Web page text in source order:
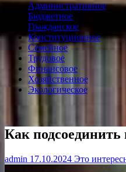
Административное
Бюджетное
Гражданское
Конституционное
Семейное
Трудовое
Финансовое
Хозяйственное
Экологическое
Как подсоединить
admin 17.10.2024 Это